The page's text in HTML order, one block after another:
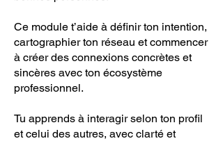
Ce module t’aide à définir ton intention,
cartographier ton réseau et commencer
à créer des connexions concrètes et
sincères avec ton écosystème
professionnel.
Tu apprends à interagir selon ton profil
et celui des autres, avec clarté et